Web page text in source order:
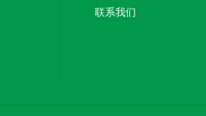
联系我们